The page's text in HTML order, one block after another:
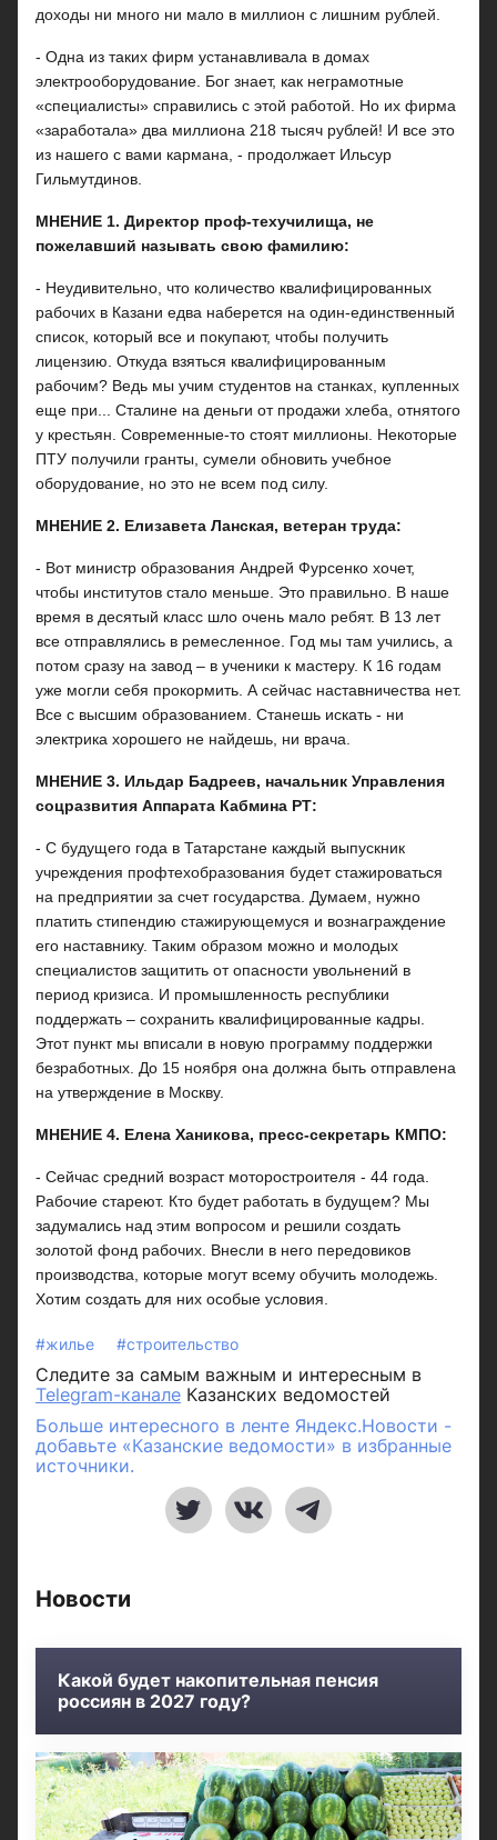
доходы ни много ни мало в миллион с лишним рублей.
- Одна из таких фирм устанавливала в домах
электрооборудование. Бог знает, как неграмотные
«специалисты» справились с этой работой. Но их фирма
«заработала» два миллиона 218 тысяч рублей! И все это
из нашего с вами кармана, - продолжает Ильсур
Гильмутдинов.
МНЕНИЕ 1. Директор проф-техучилища, не
пожелавший называть свою фамилию:
- Неудивительно, что количество квалифицированных
рабочих в Казани едва наберется на один-единственный
список, который все и покупают, чтобы получить
лицензию. Откуда взяться квалифицированным
рабочим? Ведь мы учим студентов на станках, купленных
еще при... Сталине на деньги от продажи хлеба, отнятого
у крестьян. Современные-то стоят миллионы. Некоторые
ПТУ получили гранты, сумели обновить учебное
оборудование, но это не всем под силу.
МНЕНИЕ 2. Елизавета Ланская, ветеран труда:
- Вот министр образования Андрей Фурсенко хочет,
чтобы институтов стало меньше. Это правильно. В наше
время в десятый класс шло очень мало ребят. В 13 лет
все отправлялись в ремесленное. Год мы там учились, а
потом сразу на завод – в ученики к мастеру. К 16 годам
уже могли себя прокормить. А сейчас наставничества нет.
Все с высшим образованием. Станешь искать - ни
электрика хорошего не найдешь, ни врача.
МНЕНИЕ 3. Ильдар Бадреев, начальник Управления
соцразвития Аппарата Кабмина РТ:
- С будущего года в Татарстане каждый выпускник
учреждения профтехобразования будет стажироваться
на предприятии за счет государства. Думаем, нужно
платить стипендию стажирующемуся и вознаграждение
его наставнику. Таким образом можно и молодых
специалистов защитить от опасности увольнений в
период кризиса. И промышленность республики
поддержать – сохранить квалифицированные кадры.
Этот пункт мы вписали в новую программу поддержки
безработных. До 15 ноября она должна быть отправлена
на утверждение в Москву.
МНЕНИЕ 4. Елена Ханикова, пресс-секретарь КМПО:
- Сейчас средний возраст моторостроителя - 44 года.
Рабочие стареют. Кто будет работать в будущем? Мы
задумались над этим вопросом и решили создать
золотой фонд рабочих. Внесли в него передовиков
производства, которые могут всему обучить молодежь.
Хотим создать для них особые условия.
#жилье #строительство
Следите за самым важным и интересным в
Telegram-канале Казанских ведомостей
Больше интересного в ленте Яндекс.Новости -
добавьте «Казанские ведомости» в избранные
источники.
Новости
Какой будет накопительная пенсия
россиян в 2027 году?